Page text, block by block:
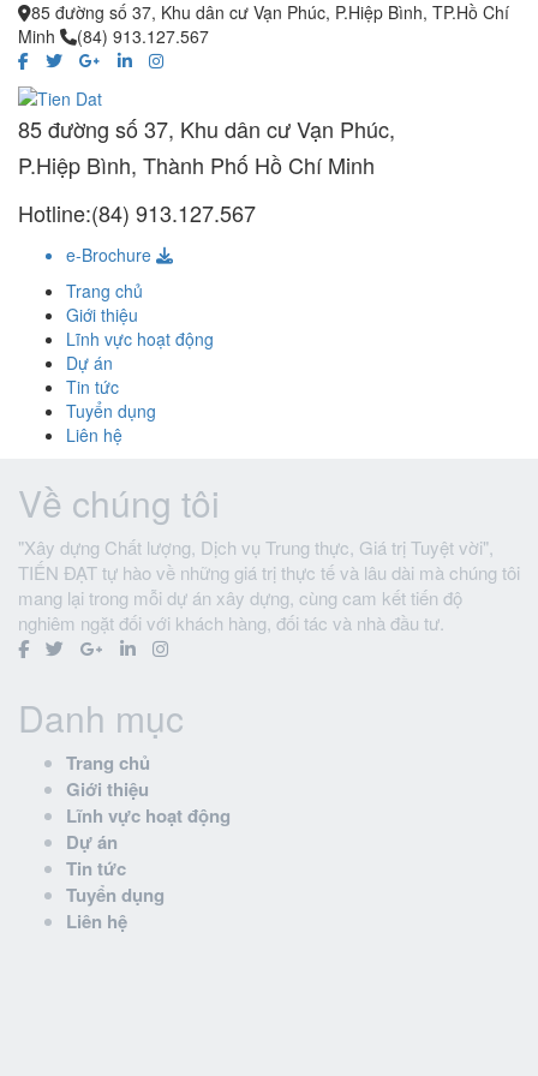
85 đường số 37, Khu dân cư Vạn Phúc, P.Hiệp Bình, TP.Hồ Chí
Minh
(84) 913.127.567
85 đường số 37, Khu dân cư Vạn Phúc,
P.Hiệp Bình, Thành Phố Hồ Chí Minh
Hotline:(84) 913.127.567
e-Brochure
Trang chủ
Giới thiệu
Lĩnh vực hoạt động
Dự án
Tin tức
Tuyển dụng
Liên hệ
Về chúng tôi
"Xây dựng Chất lượng, Dịch vụ Trung thực, Giá trị Tuyệt vời",
TIẾN ĐẠT tự hào về những giá trị thực tế và lâu dài mà chúng tôi
mang lại trong mỗi dự án xây dựng, cùng cam kết tiến độ
nghiêm ngặt đối với khách hàng, đối tác và nhà đầu tư.
Danh mục
Trang chủ
Giới thiệu
Lĩnh vực hoạt động
Dự án
Tin tức
Tuyển dụng
Liên hệ